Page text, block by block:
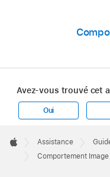
Avez-vous trouvé cet
Oui
Footer

Apple
Assistance
Comportement